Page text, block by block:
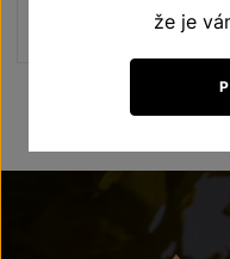
Šarže 1353
Kč
že je